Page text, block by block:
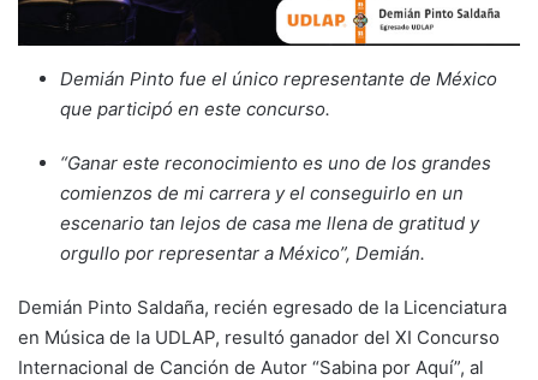
Demián Pinto fue el único representante de México
que participó en este concurso.
“Ganar este reconocimiento es uno de los grandes
comienzos de mi carrera y el conseguirlo en un
escenario tan lejos de casa me llena de gratitud y
orgullo por representar a México”, Demián.
Demián Pinto Saldaña, recién egresado de la Licenciatura
en Música de la UDLAP, resultó ganador del XI Concurso
Internacional de Canción de Autor “Sabina por Aquí”, al